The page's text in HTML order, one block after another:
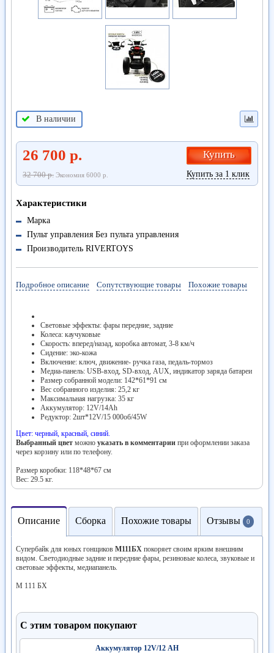
В наличии
26 700 р.
32 700 р. Экономия 6000 р.
Купить
Купить за 1 клик
Характеристики
Марка
Пульт управления Без пульта управления
Производитель RIVERTOYS
Подробное описание Сопутствующие товары Похожие товары
Световые эффекты: фары передние, задние
Колеса: каучуковые
Скорость: вперед/назад, коробка автомат, 3-8 км/ч
Сидение: эко-кожа
Включение: ключ, движение- ручка газа, педаль-тормоз
Медиа-панель: USB-вход, SD-вход, AUX, индикатор заряда батареи
Размер собранной модели: 142*61*91 см
Вес собранного изделия: 25,2 кг
Максимальная нагрузка: 35 кг
Аккумулятор: 12V/14Ah
Редуктор: 2шт*12V/15 000об/45W
Цвет: черный, красный, синий.
Выбранный цвет можно указать в комментарии при оформлении заказа
через корзину или по телефону.
Размер коробки: 118*48*67 см
Вес: 29.5 кг.
Описание Сборка Похожие товары Отзывы 0
Супербайк для юных гонщиков М111БХ покоряет своим ярким внешним
видом. Светодиодные задние и передние фары, резиновые колеса, звуковые и
световые эффекты, медиапанель.
М 111 БХ
С этим товаром покупают
Аккумулятор 12V/12 АН